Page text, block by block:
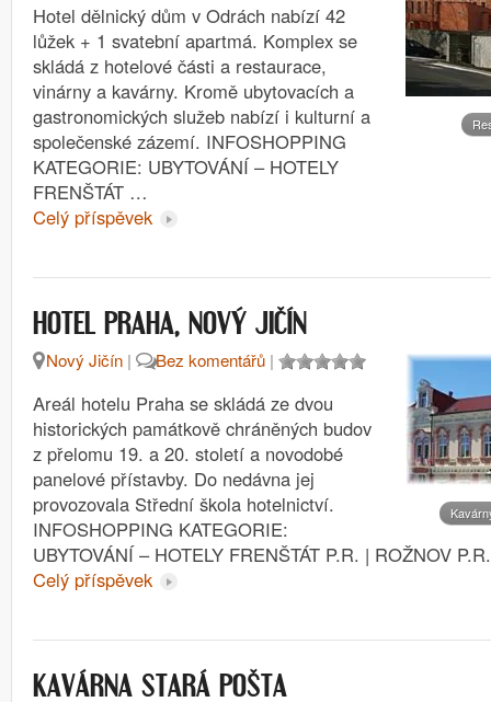
Hotel dělnický dům v Odrách nabízí 42
lůžek + 1 svatební apartmá. Komplex se
skládá z hotelové části a restaurace,
vinárny a kavárny. Kromě ubytovacích a
gastronomických služeb nabízí i kulturní a
společenské zázemí. INFOSHOPPING
KATEGORIE: UBYTOVÁNÍ – HOTELY
FRENŠTÁT …
Celý příspěvek
HOTEL PRAHA, NOVÝ JIČÍN
Nový Jičín | Bez komentářů |
Areál hotelu Praha se skládá ze dvou
historických památkově chráněných budov
z přelomu 19. a 20. století a novodobé
panelové přístavby. Do nedávna jej
provozovala Střední škola hotelnictví.
INFOSHOPPING KATEGORIE:
UBYTOVÁNÍ – HOTELY FRENŠTÁT P.R. | ROŽNOV
Celý příspěvek
KAVÁRNA STARÁ POŠTA